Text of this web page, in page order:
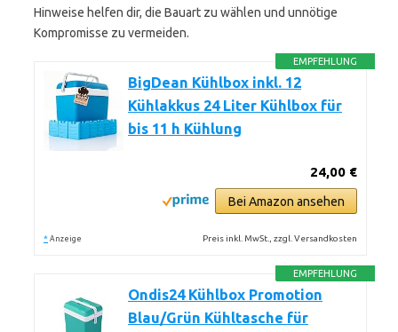
Hinweise helfen dir, die Bauart zu wählen und unnötige
Kompromisse zu vermeiden.
EMPFEHLUNG
BigDean Kühlbox inkl. 12
Kühlakkus 24 Liter Kühlbox für
bis 11 h Kühlung
24,00 €
Bei Amazon ansehen
* Anzeige Preis inkl. MwSt., zzgl. Versandkosten
EMPFEHLUNG
Ondis24 Kühlbox Promotion
Blau/Grün Kühltasche für